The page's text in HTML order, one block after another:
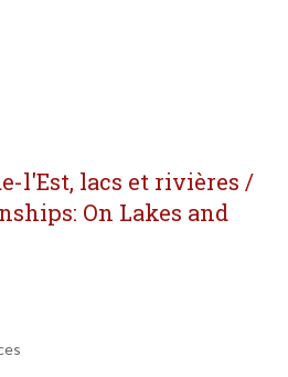
l'Est, lacs et rivières /
On Lakes and